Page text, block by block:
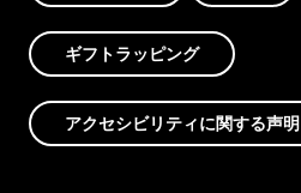
ギフトラッピング
アクセシビリティに関する声明